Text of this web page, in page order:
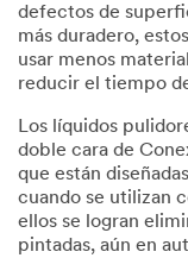
defectos de
más duradero,
usar menos
reducir el tiempo
Los líquidos
doble cara de
que están
cuando se utilizan
ellos se logran
pintadas, aún en